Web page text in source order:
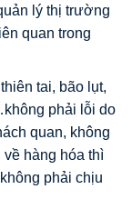
lý thị trường
quan trong
tai, bão lụt,
phải lỗi do
quan, không
hàng hóa thì
phải chịu